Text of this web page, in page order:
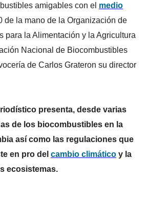
amigables con el medio
de la mano de la Organización de
para la Alimentación y la Agricultura
Nacional de Biocombustibles
de Carlos Grateron su director
presenta, desde varias
de los biocombustibles en la
así como las regulaciones que
en pro del cambio climático y la
ecosistemas.